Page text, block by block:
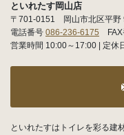
といれたす岡山店
〒701-0151 岡山市北区平野
電話番号 086-236-6175 FAX
営業時間 10:00～17:00 | 定休
といれたすはトイレを彩る建